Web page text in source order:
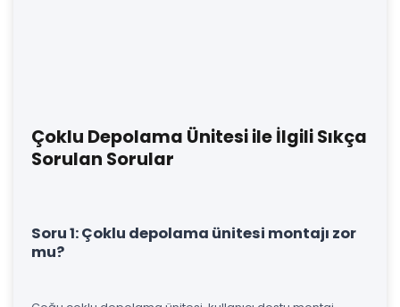
Çoklu Depolama Ünitesi ile İlgili Sıkça
Sorulan Sorular
Soru 1: Çoklu depolama ünitesi montajı zor
mu?